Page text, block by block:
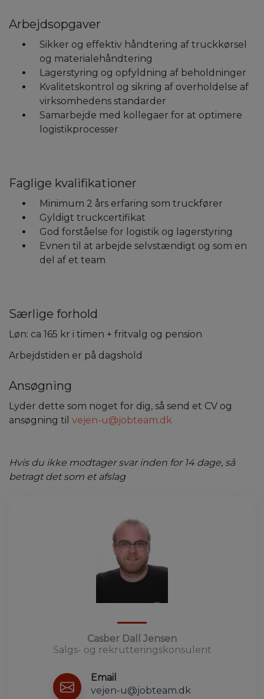
Arbejdsopgaver
Sikker og effektiv håndtering af truckkørsel
og materialehåndtering
Lagerstyring og opfyldning af beholdninger
Kvalitetskontrol og sikring af overholdelse af
virksomhedens standarder
Samarbejde med kollegaer for at optimere
logistikprocesser
Faglige kvalifikationer
Minimum 2 års erfaring som truckfører
Gyldigt truckcertifikat
God forståelse for logistik og lagerstyring
Evnen til at arbejde selvstændigt og som en
del af et team
Særlige forhold
Løn: ca 165 kr i timen + fritvalg og pension
Arbejdstiden er på dagshold
Ansøgning
Lyder dette som noget for dig, så send et CV og
ansøgning til vejen-u@jobteam.dk
Hvis du ikke modtager svar inden for 14 dage, så
betragt det som et afslag
Casber Dall Jensen
Salgs- og rekrutteringskonsulent
Email
vejen-u@jobteam.dk